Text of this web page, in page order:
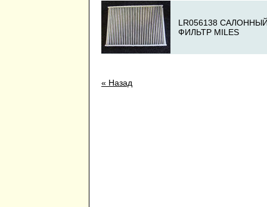
LR056138
ФИЛЬТР MILES
« Назад